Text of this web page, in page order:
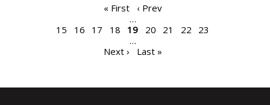
« First
‹ Prev
…
15
16 17 18 19 20 21 22
23
…
Next ›
Last »